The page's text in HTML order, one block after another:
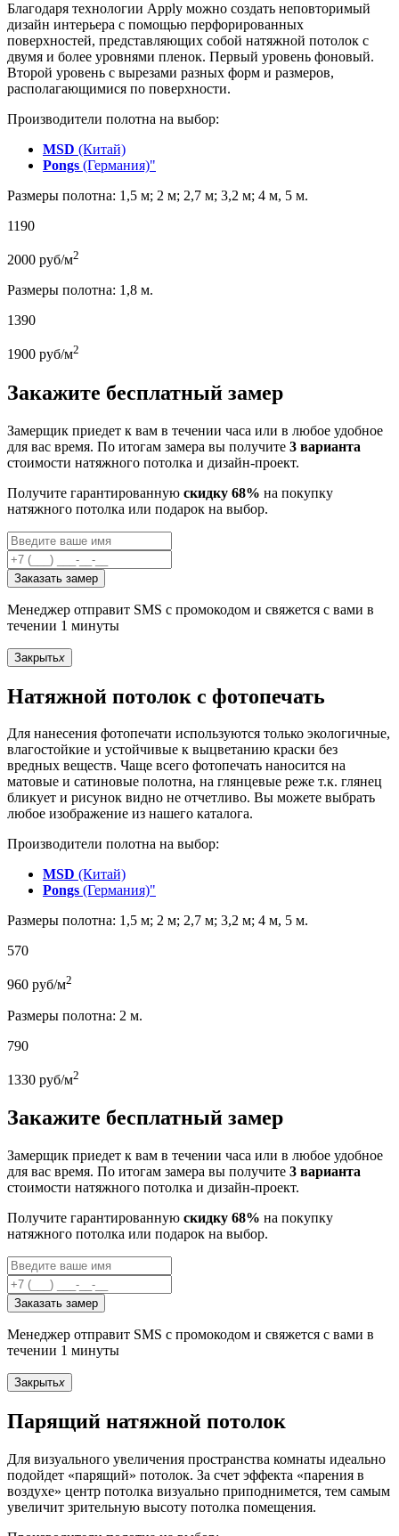
Благодаря технологии Apply можно создать неповторимый
дизайн интерьера с помощью перфорированных
поверхностей, представляющих собой натяжной потолок с
двумя и более уровнями пленок. Первый уровень фоновый.
Второй уровень с вырезами разных форм и размеров,
располагающимися по поверхности.
Производители полотна на выбор:
MSD (Китай)
Pongs (Германия)"
Размеры полотна: 1,5 м; 2 м; 2,7 м; 3,2 м; 4 м, 5 м.
1190
2000 руб/м2
Размеры полотна: 1,8 м.
1390
1900 руб/м2
Закажите бесплатный замер
Замерщик приедет к вам в течении часа или в любое удобное
для вас время. По итогам замера вы получите 3 варианта
стоимости натяжного потолка и дизайн-проект.
Получите гарантированную скидку 68% на покупку
натяжного потолка или подарок на выбор.
Заказать замер
Менеджер отправит SMS с промокодом и свяжется с вами в
течении 1 минуты
Закрытьx
Натяжной потолок с фотопечать
Для нанесения фотопечати используются только экологичные,
влагостойкие и устойчивые к выцветанию краски без
вредных веществ. Чаще всего фотопечать наносится на
матовые и сатиновые полотна, на глянцевые реже т.к. глянец
бликует и рисунок видно не отчетливо. Вы можете выбрать
любое изображение из нашего каталога.
Производители полотна на выбор:
MSD (Китай)
Pongs (Германия)"
Размеры полотна: 1,5 м; 2 м; 2,7 м; 3,2 м; 4 м, 5 м.
570
960 руб/м2
Размеры полотна: 2 м.
790
1330 руб/м2
Закажите бесплатный замер
Замерщик приедет к вам в течении часа или в любое удобное
для вас время. По итогам замера вы получите 3 варианта
стоимости натяжного потолка и дизайн-проект.
Получите гарантированную скидку 68% на покупку
натяжного потолка или подарок на выбор.
Заказать замер
Менеджер отправит SMS с промокодом и свяжется с вами в
течении 1 минуты
Закрытьx
Парящий натяжной потолок
Для визуального увеличения пространства комнаты идеально
подойдет «парящий» потолок. За счет эффекта «парения в
воздухе» центр потолка визуально приподнимется, тем самым
увеличит зрительную высоту потолка помещения.